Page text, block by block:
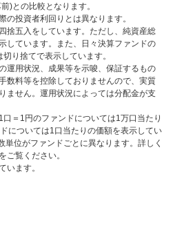
)との比較となります。
投資者利回りとは異なります。
捨五入をしています。ただし、純資産総
しています。また、日々決算ファンドの
り捨てで表示しています。
運用状況、成果等を示唆、保証するもの
数料等を控除しておりませんので、実質
ません。運用状況によっては分配金が支
＝1円のファンドについては1万口当たり
については1口当たりの価額を表示してい
単位がファンドごとに異なります。詳しく
ご覧ください。
います。